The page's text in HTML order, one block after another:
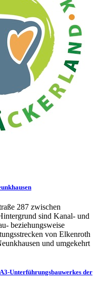
287 zwischen
sind Kanal- und
beziehungsweise
von Elkenroth
und umgekehrt
Unterführungsbauwerkes der